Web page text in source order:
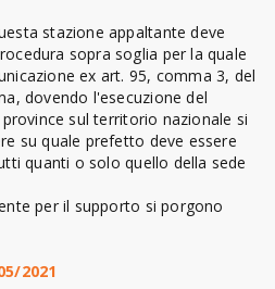
stazione appaltante deve
sopra soglia per la quale
ex art. 95, comma 3, del
dovendo l'esecuzione del
sul territorio nazionale si
su quale prefetto deve essere
quanti o solo quello della sede
per il supporto si porgono
2021